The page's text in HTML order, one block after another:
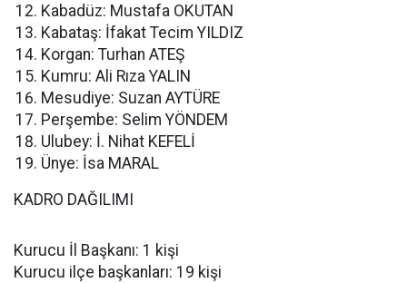
Kabadüz: Mustafa OKUTAN
Kabataş: İfakat Tecim YILDIZ
Korgan: Turhan ATEŞ
Kumru: Ali Rıza YALIN
Mesudiye: Suzan AYTÜRE
Perşembe: Selim YÖNDEM
Ulubey: İ. Nihat KEFELİ
Ünye: İsa MARAL
KADRO DAĞILIMI
Kurucu İl Başkanı: 1 kişi
Kurucu ilçe başkanları: 19 kişi